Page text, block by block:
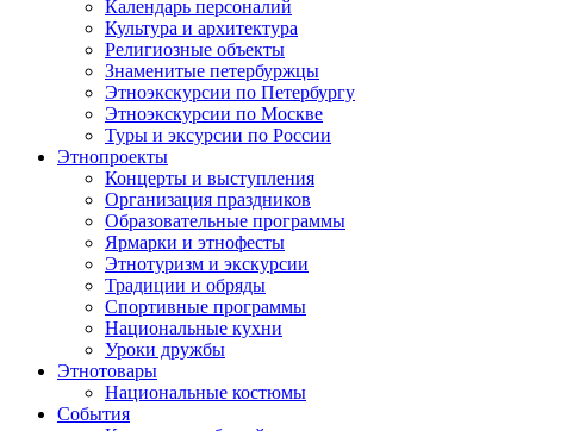
Календарь персоналий
Культура и архитектура
Религиозные объекты
Знаменитые петербуржцы
Этноэкскурсии по Петербургу
Этноэкскурсии по Москве
Туры и эксурсии по России
Этнопроекты
Концерты и выступления
Организация праздников
Образовательные программы
Ярмарки и этнофесты
Этнотуризм и экскурсии
Традиции и обряды
Спортивные программы
Национальные кухни
Уроки дружбы
Этнотовары
Национальные костюмы
События